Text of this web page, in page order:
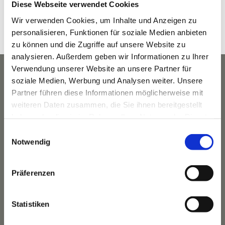
Diese Webseite verwendet Cookies
Wir verwenden Cookies, um Inhalte und Anzeigen zu
personalisieren, Funktionen für soziale Medien anbieten
zu können und die Zugriffe auf unsere Website zu
analysieren. Außerdem geben wir Informationen zu Ihrer
Verwendung unserer Website an unsere Partner für
soziale Medien, Werbung und Analysen weiter. Unsere
Partner führen diese Informationen möglicherweise mit
weiteren Daten zusammen, die Sie ihnen bereitgestellt
Notwendig
Präferenzen
Statistiken
8:30 a.m. - 9:30 a.m.
Veranstaltungskategorie:
Yoga